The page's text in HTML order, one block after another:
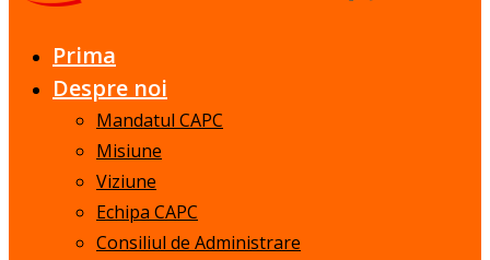
Prima
Despre noi
Mandatul CAPC
Misiune
Viziune
Echipa CAPC
Consiliul de Administrare